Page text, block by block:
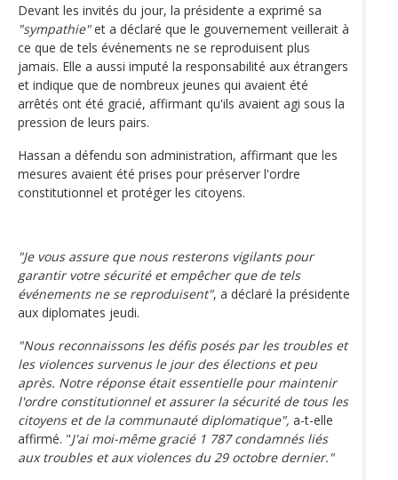
Devant les invités du jour, la présidente a exprimé sa
"sympathie"et a déclaré que le gouvernement veillerait à
ce que de tels événements ne se reproduisent plus
jamais. Elle a aussi imputé la responsabilité aux étrangers
et indique que de nombreux jeunes qui avaient été
arrêtés ont été gracié, affirmant qu'ils avaient agi sous la
pression de leurs pairs.
Hassan a défendu son administration, affirmant que les
mesures avaient été prises pour préserver l'ordre
constitutionnel et protéger les citoyens.
"Je vous assure que nous resterons vigilants pour
garantir votre sécurité et empêcher que de tels
événements ne se reproduisent", a déclaré la présidente
aux diplomates jeudi.
"Nous reconnaissons les défis posés par les troubles et
les violences survenus le jour des élections et peu
après. Notre réponse était essentielle pour maintenir
l'ordre constitutionnel et assurer la sécurité de tous les
citoyens et de la communauté diplomatique", a-t-elle
affirmé. "J'ai moi-même gracié 1 787 condamnés liés
aux troubles et aux violences du 29 octobre dernier."